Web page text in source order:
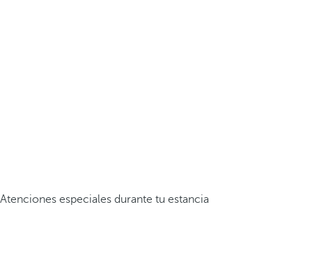
Atenciones especiales durante tu estancia